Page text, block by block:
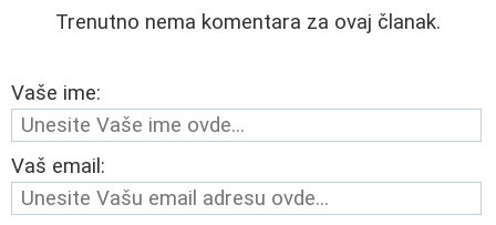
Trenutno nema komentara za ovaj članak.
Vaše ime:
Vaš email: